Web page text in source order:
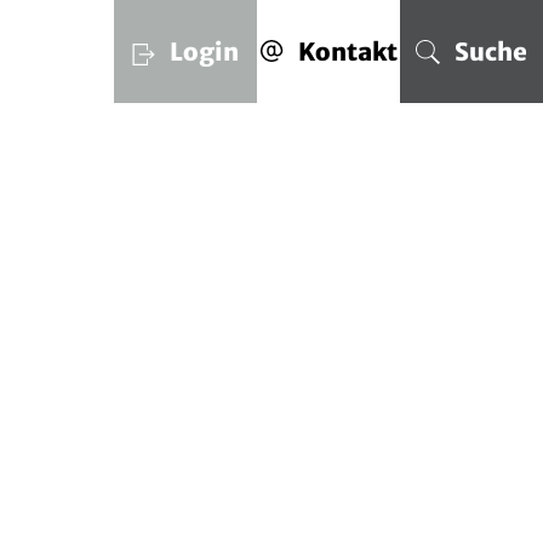
Login Kontakt Suche